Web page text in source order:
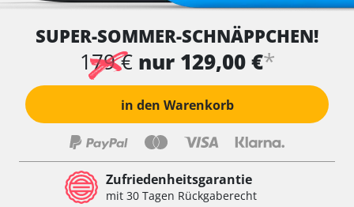
SUPER-SOMMER-SCHNÄPPCHEN!
179 € nur 129,00 €*
in den Warenkorb
Zufriedenheitsgarantie
mit 30 Tagen Rückgaberecht